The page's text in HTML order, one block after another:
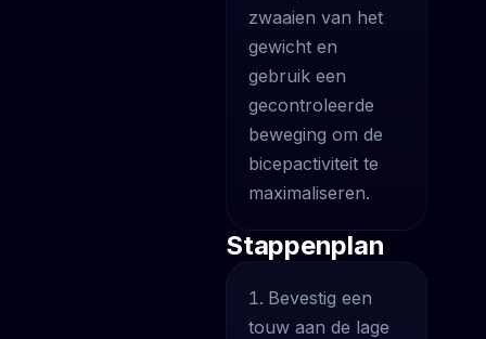
zwaaien van het
gewicht en
gebruik een
gecontroleerde
beweging om de
bicepactiviteit te
maximaliseren.
Stappenplan
Bevestig een
touw aan de lage